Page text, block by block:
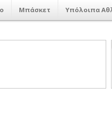
Μπάσκετ Υπόλοιπα